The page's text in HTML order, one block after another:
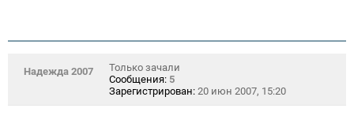
Надежда 2007
Только зачали
Сообщения: 5
Зарегистрирован: 20 июн 2007, 15:20